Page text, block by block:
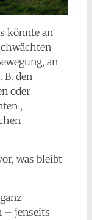
könnte an
an
B. den
oder
,
was bleibt
– jenseits